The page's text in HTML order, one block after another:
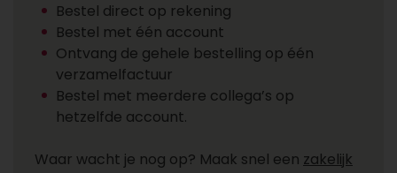
Bestel direct op rekening
Bestel met één account
Ontvang de gehele bestelling op één
verzamelfactuur
Bestel met meerdere collega’s op
hetzelfde account.
Waar wacht je nog op? Maak snel een zakelijk